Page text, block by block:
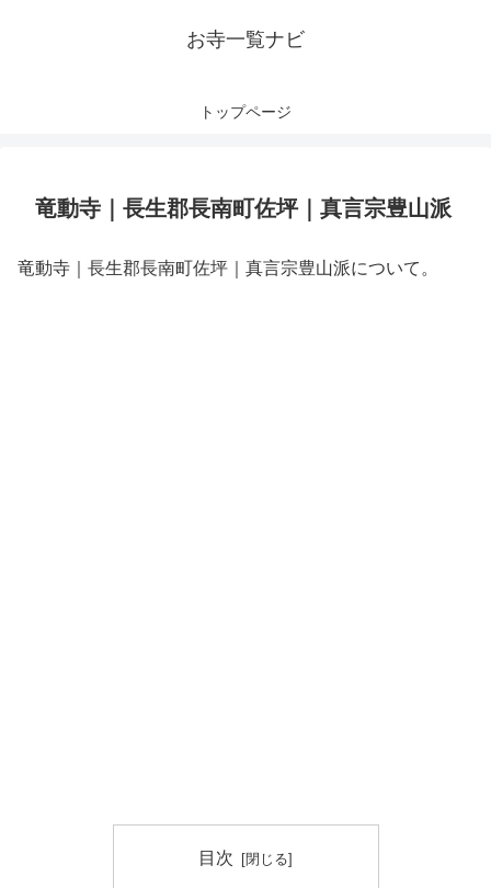
お寺一覧ナビ
トップページ
竜動寺｜長生郡長南町佐坪｜真言宗豊山派
竜動寺｜長生郡長南町佐坪｜真言宗豊山派について。
目次